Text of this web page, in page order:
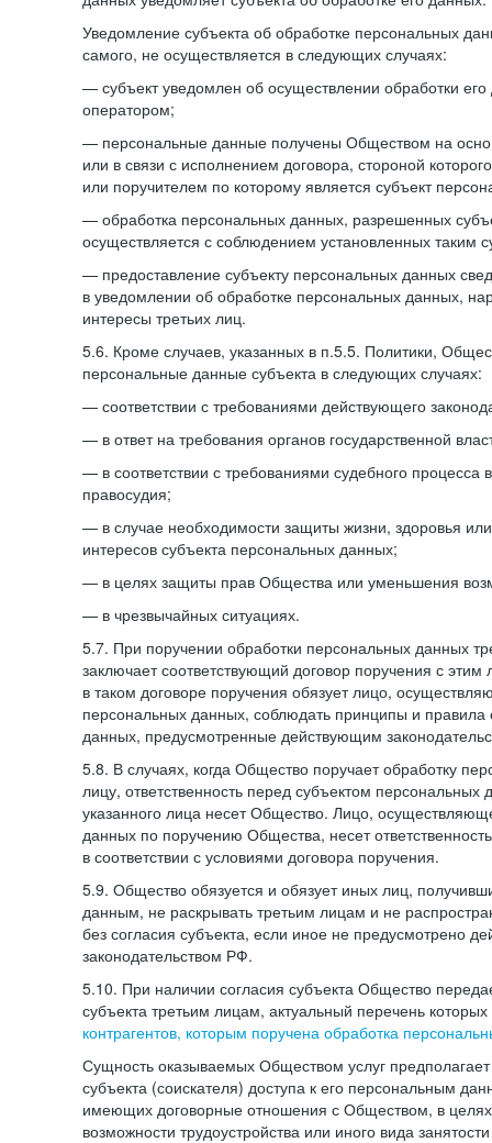
Уведомление субъекта об обработке персональных
самого, не осуществляется в следующих случаях:
— субъект уведомлен об осуществлении обработки
оператором;
— персональные данные получены Обществом на
или в связи с исполнением договора, стороной
или поручителем по которому является субъект
— обработка персональных данных, разрешенных
осуществляется с соблюдением установленных таким
— предоставление субъекту персональных данных
в уведомлении об обработке персональных данных,
интересы третьих лиц.
5.6. Кроме случаев, указанных в п.5.5. Политики,
персональные данные субъекта в следующих случаях:
— соответствии с требованиями действующего
— в ответ на требования органов государственной
— в соответствии с требованиями судебного процесса
правосудия;
— в случае необходимости защиты жизни, здоровья
интересов субъекта персональных данных;
— в целях защиты прав Общества или уменьшения
— в чрезвычайных ситуациях.
5.7. При поручении обработки персональных данных
заключает соответствующий договор поручения с
в таком договоре поручения обязует лицо,
персональных данных, соблюдать принципы и правила
данных, предусмотренные действующим
5.8. В случаях, когда Общество поручает обработку
лицу, ответственность перед субъектом персональных
указанного лица несет Общество. Лицо,
данных по поручению Общества, несет
в соответствии с условиями договора поручения.
5.9. Общество обязуется и обязует иных лиц,
данным, не раскрывать третьим лицам и не
без согласия субъекта, если иное не предусмотрено
законодательством РФ.
5.10. При наличии согласия субъекта Общество
субъекта третьим лицам, актуальный перечень
контрагентов, которым поручена обработка
Сущность оказываемых Обществом услуг
субъекта (соискателя) доступа к его персональным
имеющих договорные отношения с Обществом, в
возможности трудоустройства или иного вида